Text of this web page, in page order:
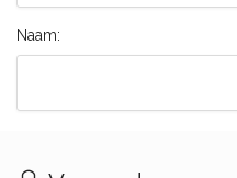
Naam: